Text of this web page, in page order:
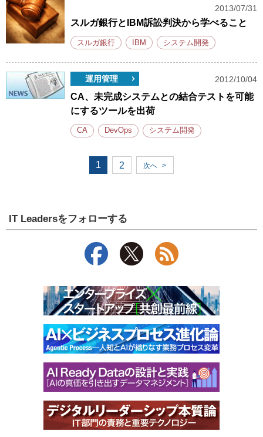
2013/07/31
スルガ銀行とIBM訴訟判決から学べること
スルガ銀行 IBM システム開発
運用管理 2012/10/04
CA、未完成システムとの結合テストを可能
にするツールを出荷
CA DevOps システム開発
1 2 次へ >
IT Leadersをフォローする